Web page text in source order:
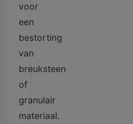
voor
een
bestorting
van
breuksteen
of
granulair
materiaal.